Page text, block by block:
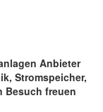
Anbieter
Stromspeicher,
Besuch freuen